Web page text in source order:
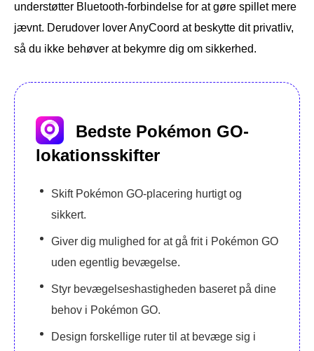
understøtter Bluetooth-forbindelse for at gøre spillet mere
jævnt. Derudover lover AnyCoord at beskytte dit privatliv,
så du ikke behøver at bekymre dig om sikkerhed.
Bedste Pokémon GO-
lokationsskifter
Skift Pokémon GO-placering hurtigt og
sikkert.
Giver dig mulighed for at gå frit i Pokémon GO
uden egentlig bevægelse.
Styr bevægelseshastigheden baseret på dine
behov i Pokémon GO.
Design forskellige ruter til at bevæge sig i